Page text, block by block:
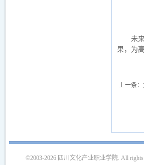
未
果，为
上一条：
©2003-2026 四川文化产业职业学院. All rights